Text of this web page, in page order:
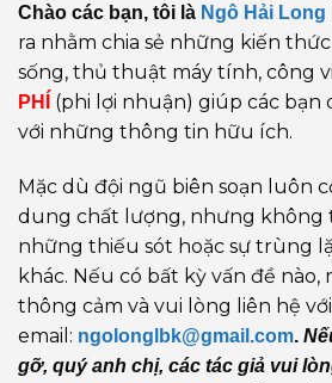
Chào các bạn, tôi là Ngô Hải Long
ra nhằm chia sẻ những kiến
sống, thủ thuật máy tính, công
PHÍ
(phi lợi nhuận) giúp các bạn
với những thông tin hữu ích.
Mặc dù đội ngũ biên soạn luôn
dung chất lượng, nhưng không
những thiếu sót hoặc sự trùng
khác. Nếu có bất kỳ vấn đề nào,
thông cảm và vui lòng liên hệ
email: ngolonglbk@gmail.com.
gỡ, quý anh chị, các tác giả vui